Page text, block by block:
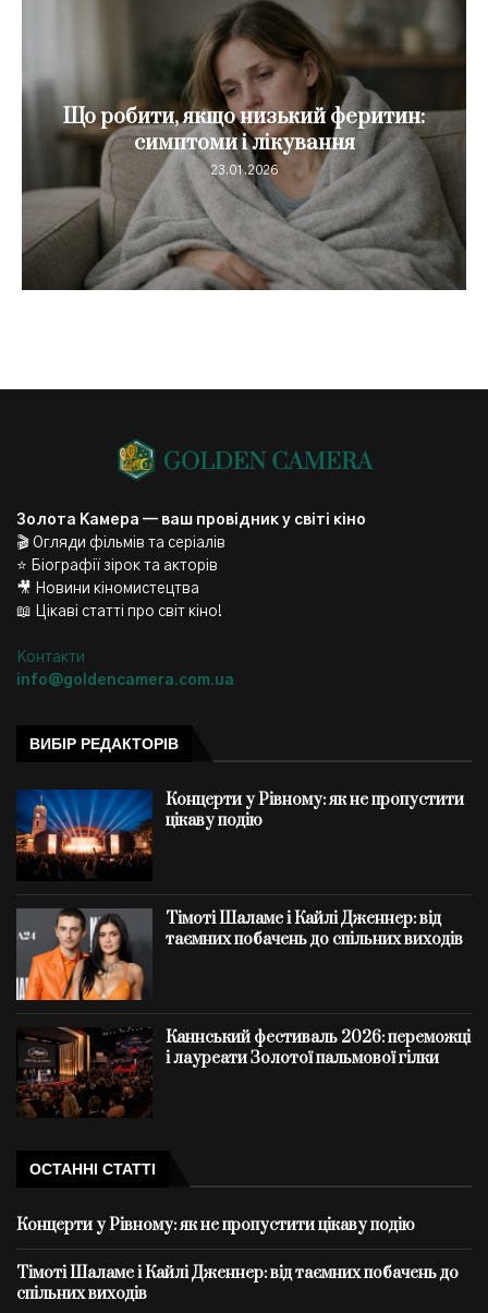
Що робити, якщо низький феритин:
симптоми і лікування
23.01.2026
Золота Камера — ваш провідник у світі кіно
🎬 Огляди фільмів та серіалів
⭐ Біографії зірок та акторів
🎥 Новини кіномистецтва
📖 Цікаві статті про світ кіно!
Контакти
info@goldencamera.com.ua
ВИБІР РЕДАКТОРІВ
Концерти у Рівному: як не пропустити
цікаву подію
Тімоті Шаламе і Кайлі Дженнер: від
таємних побачень до спільних виходів
Каннський фестиваль 2026: переможці
і лауреати Золотої пальмової гілки
ОСТАННІ СТАТТІ
Концерти у Рівному: як не пропустити цікаву подію
Тімоті Шаламе і Кайлі Дженнер: від таємних побачень до
спільних виходів